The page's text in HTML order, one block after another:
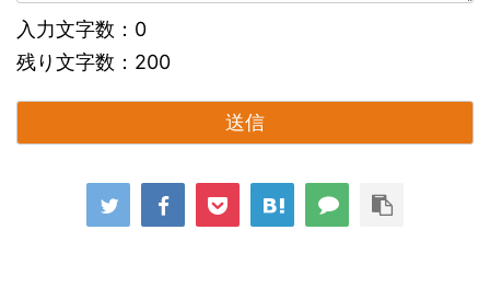
入力文字数： 0
残り文字数： 200